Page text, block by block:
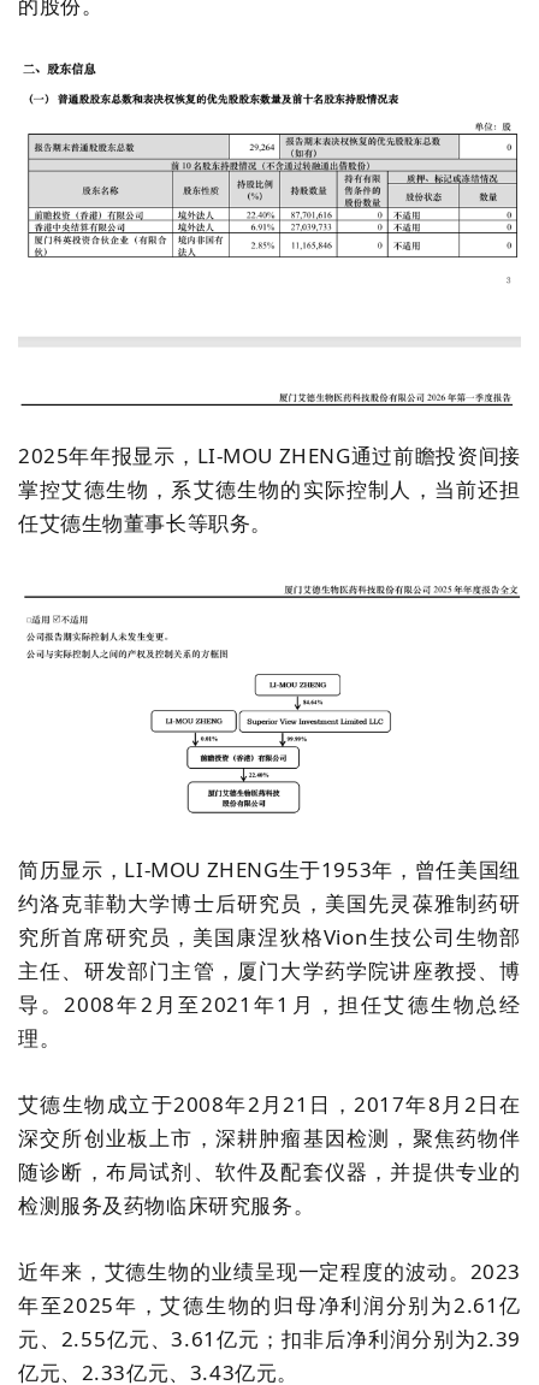
2025年年报显示，LI-MOU ZHENG通过前瞻投资间接
掌控艾德生物，系艾德生物的实际控制人，当前还担
任艾德生物董事长等职务。
简历显示，LI-MOU ZHENG生于1953年，曾任美国纽
约洛克菲勒大学博士后研究员，美国先灵葆雅制药研
究所首席研究员，美国康涅狄格Vion生技公司生物部
主任、研发部门主管，厦门大学药学院讲座教授、博
导。2008年2月至2021年1月，担任艾德生物总经
理。
艾德生物成立于2008年2月21日，2017年8月2日在
深交所创业板上市，深耕肿瘤基因检测，聚焦药物伴
随诊断，布局试剂、软件及配套仪器，并提供专业的
检测服务及药物临床研究服务。
近年来，艾德生物的业绩呈现一定程度的波动。2023
年至2025年，艾德生物的归母净利润分别为2.61亿
元、2.55亿元、3.61亿元；扣非后净利润分别为2.39
亿元、2.33亿元、3.43亿元。